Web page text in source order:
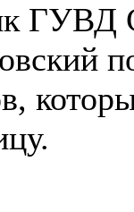
ГУВД